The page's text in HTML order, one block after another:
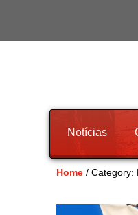
Notícias
Home / Category: